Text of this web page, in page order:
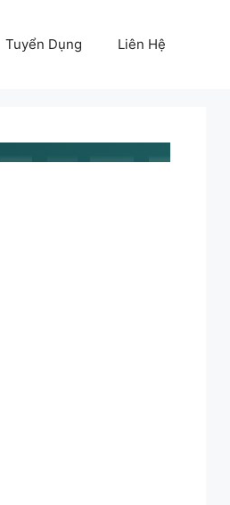
Tuyển Dụng Liên Hệ